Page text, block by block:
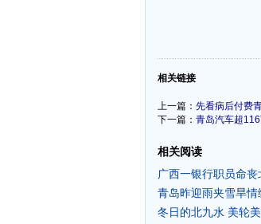
-
相关链接
上一篇： 先看病后付费
下一篇： 青岛汽车超
相关阅读
广西一银行职员命丧
青岛昨迎雨夹雪旱
冬日的北九水 美轮